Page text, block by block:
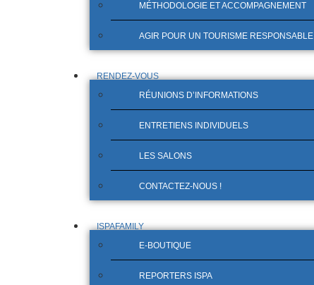
MÉTHODOLOGIE ET ACCOMPAGNEMENT
AGIR POUR UN TOURISME RESPONSABLE
RENDEZ-VOUS
RÉUNIONS D’INFORMATIONS
ENTRETIENS INDIVIDUELS
LES SALONS
CONTACTEZ-NOUS !
ISPAFAMILY
E-BOUTIQUE
REPORTERS ISPA